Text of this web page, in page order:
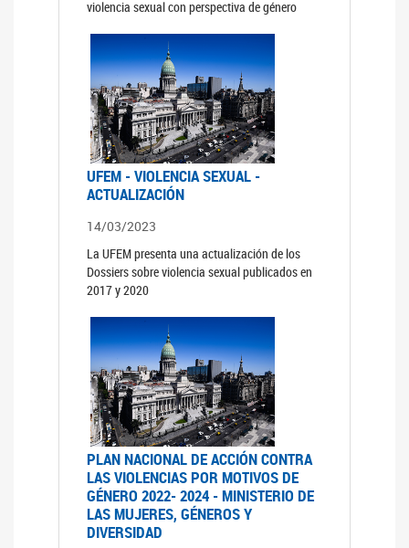
violencia sexual con perspectiva de género
UFEM - VIOLENCIA SEXUAL -
ACTUALIZACIÓN
14/03/2023
La UFEM presenta una actualización de los
Dossiers sobre violencia sexual publicados en
2017 y 2020
PLAN NACIONAL DE ACCIÓN CONTRA
LAS VIOLENCIAS POR MOTIVOS DE
GÉNERO 2022- 2024 - MINISTERIO DE
LAS MUJERES, GÉNEROS Y
DIVERSIDAD